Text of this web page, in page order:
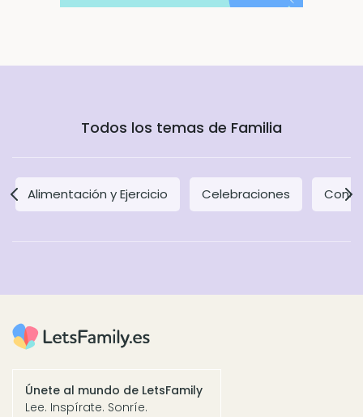
Todos los temas de Familia
Alimentación y Ejercicio Celebraciones
Únete al mundo de LetsFamily
Lee. Inspírate. Sonríe.